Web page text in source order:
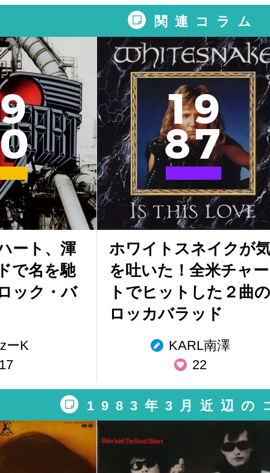
関連コラム
9
ート、渾
で名を馳
ック・バ
ーK
19
87
ホワイトスネイクが
を吐いた！全米チャー
トでヒットした２曲の
ロッカバラッド
KARL南澤
22
1983年3月近辺の